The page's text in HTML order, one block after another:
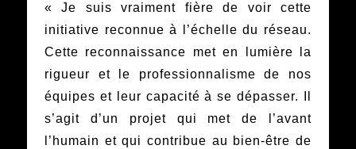
« Je suis vraiment fière de voir cette
initiative reconnue à l’échelle du réseau.
Cette reconnaissance met en lumière la
rigueur et le professionnalisme de nos
équipes et leur capacité à se dépasser. Il
s’agit d’un projet qui met de l’avant
l’humain et qui contribue au bien-être de